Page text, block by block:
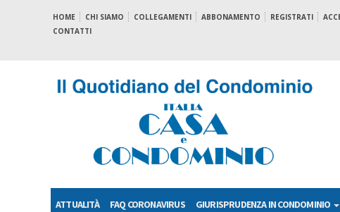
HOME CHI SIAMO COLLEGAMENTI ABBONAMENTO REGISTRATI
CONTATTI
ATTUALITÀ FAQ CORONAVIRUS GIURISPRUDENZA IN CONDOMINIO